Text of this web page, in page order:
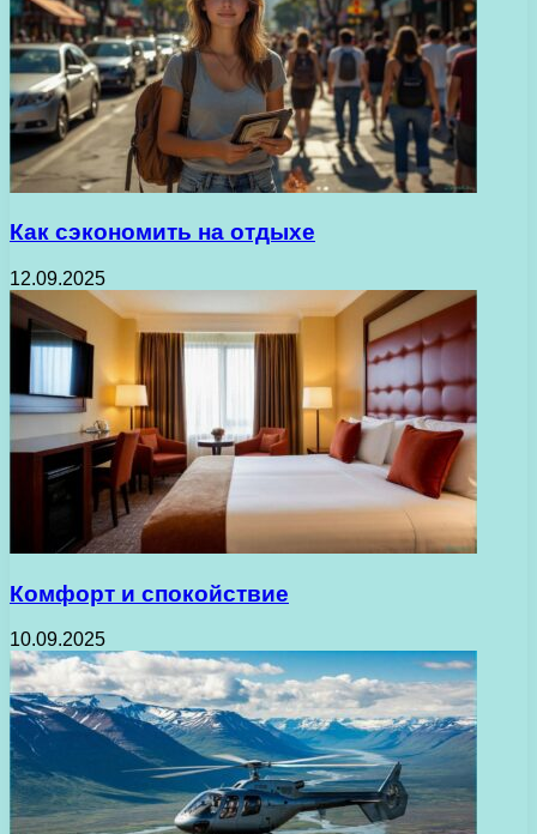
Как сэкономить на отдыхе
12.09.2025
Комфорт и спокойствие
10.09.2025